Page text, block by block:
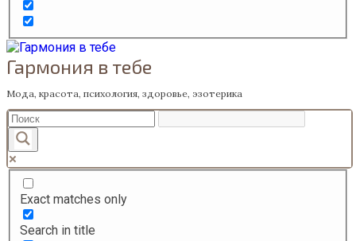
Гармония в тебе
Мода, красота, психология, здоровье, эзотерика
Exact matches only
Search in title